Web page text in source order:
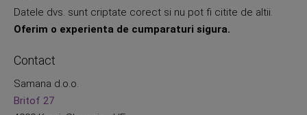
Datele dvs. sunt criptate corect si nu pot fi citite de altii.
Oferim o experienta de cumparaturi sigura.
Contact
Samana d.o.o.
Britof 27